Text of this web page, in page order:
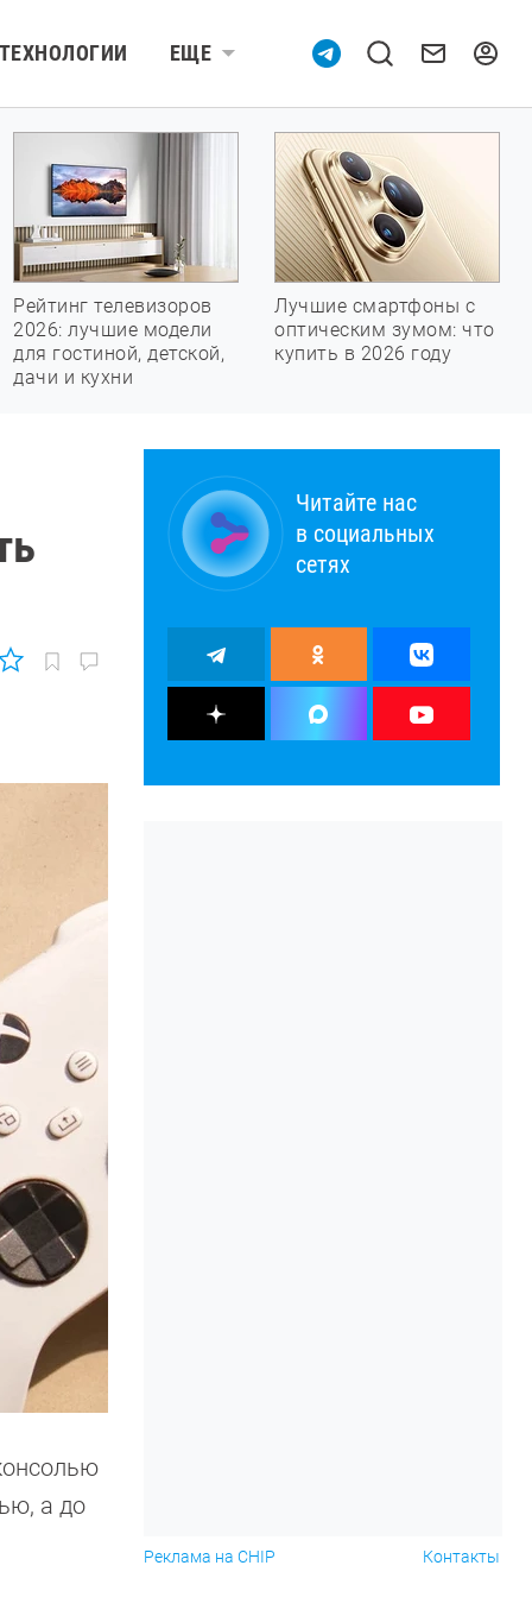
ЕЩЕ
Рейтинг телевизоров
2026: лучшие модели
для гостиной, детской,
дачи и кухни
Лучшие смартфоны с
оптическим зумом: что
купить в 2026 году
а до
Читайте нас
в социальных
сетях
Реклама на CHIP Контакты